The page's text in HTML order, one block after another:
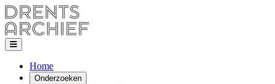
Home
Onderzoeken